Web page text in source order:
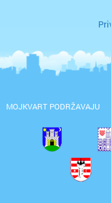
MOJKVART PODRŽAVAJU